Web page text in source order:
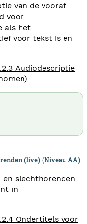
van de vooraf
voor
als het
voor tekst is en
Audiodescriptie
(live) (Niveau AA)
slechthorenden
in
Ondertitels voor